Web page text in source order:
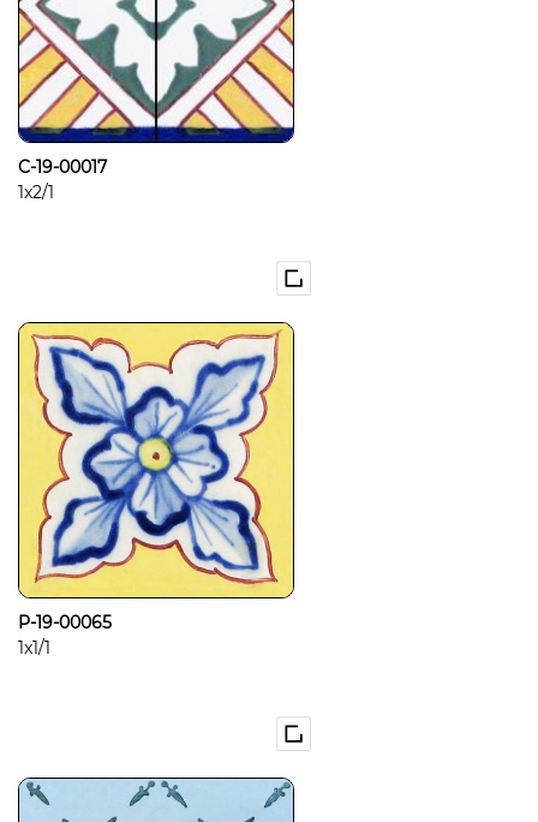
C-19-00017
1x2/1
P-19-00065
1x1/1